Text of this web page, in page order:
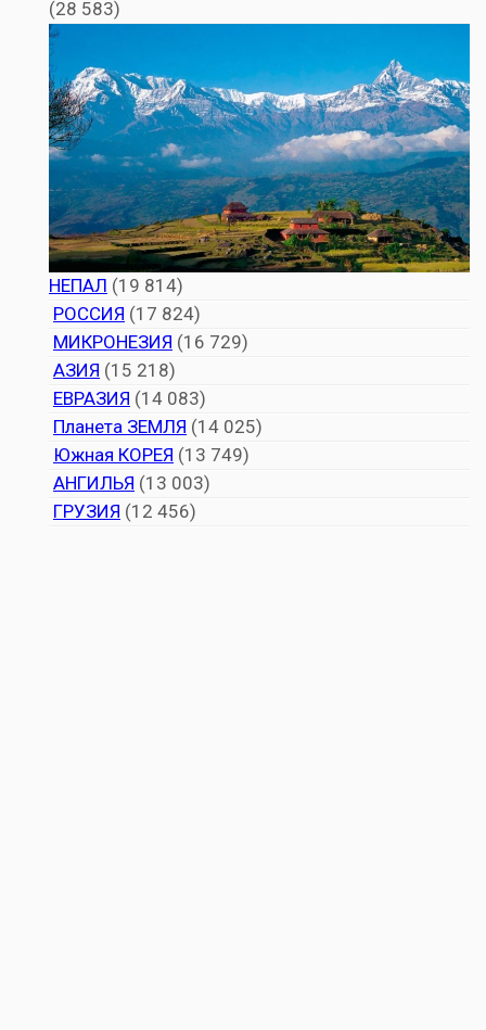
(28 583)
НЕПАЛ (19 814)
РОССИЯ (17 824)
МИКРОНЕЗИЯ (16 729)
АЗИЯ (15 218)
ЕВРАЗИЯ (14 083)
Планета ЗЕМЛЯ (14 025)
Южная КОРЕЯ (13 749)
АНГИЛЬЯ (13 003)
ГРУЗИЯ (12 456)